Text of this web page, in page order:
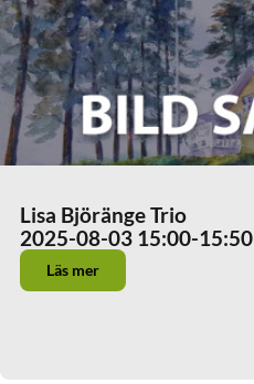
Lisa Björänge Trio
2025-08-03 15:00-15:50
Läs mer